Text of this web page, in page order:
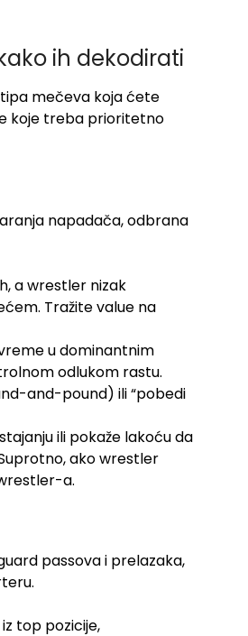
ih dekodirati
mečeva koja ćete
koje treba prioritetno
napadača, odbrana
a wrestler nizak
Tražite value na
u dominantnim
odlukom rastu.
and-pound) ili “pobedi
ili pokaže lakoću da
ako wrestler
a.
passova i prelazaka,
top pozicije,